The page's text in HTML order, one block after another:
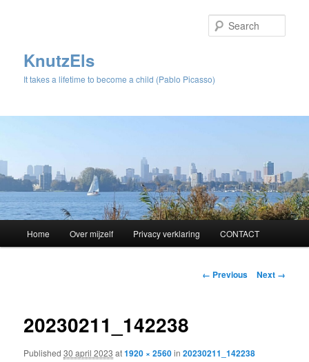
KnutzEls
It takes a lifetime to become a child (Pablo Picasso)
Skip
content
Home Over mijzelf Privacy verklaring CONTACT
Image
← Previous Next →
20230211_142238
Published30 april 2023 at1920 × 2560in20230211_142238